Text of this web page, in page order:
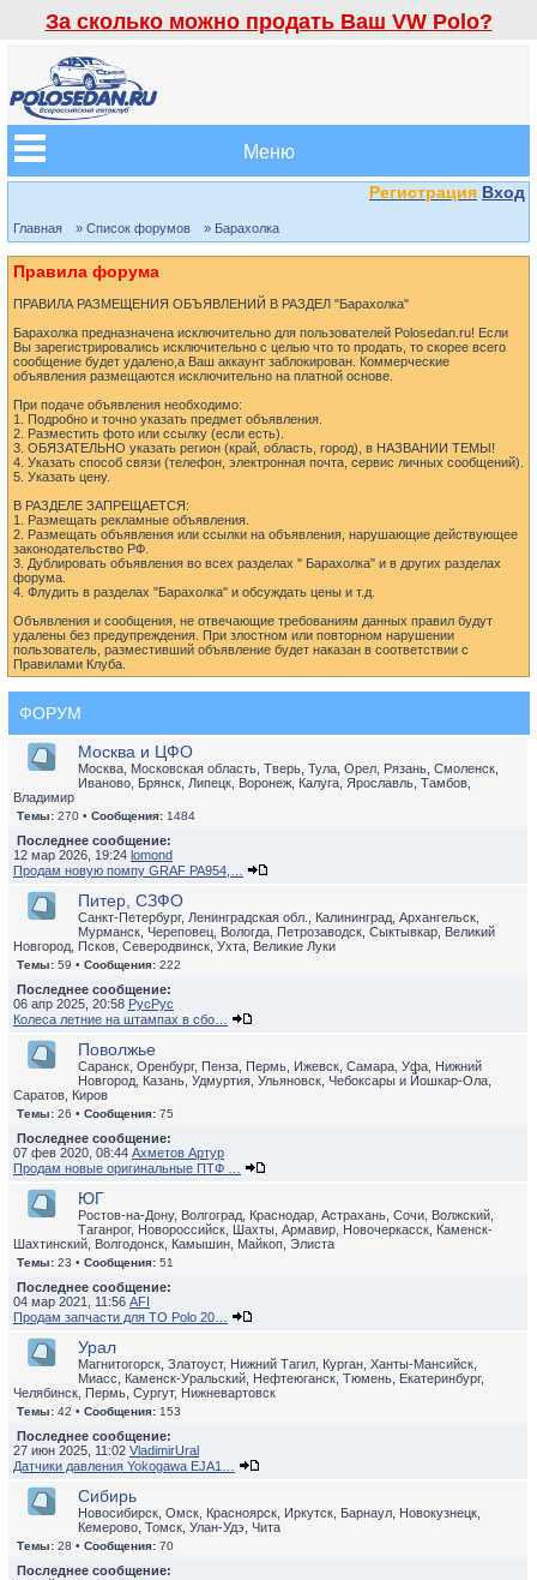
За сколько можно продать Ваш VW Polo?
Меню
Регистрация Вход
Главная » Список форумов » Барахолка
Правила форума
ПРАВИЛА РАЗМЕЩЕНИЯ ОБЪЯВЛЕНИЙ В РАЗДЕЛ "Барахолка"
Барахолка предназначена исключительно для пользователей Polosedan.ru! Если
Вы зарегистрировались исключительно с целью что то продать, то скорее всего
сообщение будет удалено,а Ваш аккаунт заблокирован. Коммерческие
объявления размещаются исключительно на платной основе.
При подаче объявления необходимо:
1. Подробно и точно указать предмет объявления.
2. Разместить фото или ссылку (если есть).
3. ОБЯЗАТЕЛЬНО указать регион (край, область, город), в НАЗВАНИИ ТЕМЫ!
4. Указать способ связи (телефон, электронная почта, сервис личных сообщений).
5. Указать цену.
В РАЗДЕЛЕ ЗАПРЕЩАЕТСЯ:
1. Размещать рекламные объявления.
2. Размещать объявления или ссылки на объявления, нарушающие действующее
законодательство РФ.
3. Дублировать объявления во всех разделах " Барахолка" и в других разделах
форума.
4. Флудить в разделах "Барахолка" и обсуждать цены и т.д.
Объявления и сообщения, не отвечающие требованиям данных правил будут
удалены без предупреждения. При злостном или повторном нарушении
пользователь, разместивший объявление будет наказан в соответствии с
Правилами Клуба.
ФОРУМ
Москва и ЦФО
Москва, Московская область, Тверь, Тула, Орел, Рязань, Смоленск,
Иваново, Брянск, Липецк, Воронеж, Калуга, Ярославль, Тамбов,
Владимир
Темы: 270 • Сообщения: 1484
Последнее сообщение:
12 мар 2026, 19:24 lomond
Продам новую помпу GRAF PA954,…
Питер, СЗФО
Санкт-Петербург, Ленинградская обл., Калининград, Архангельск,
Мурманск, Череповец, Вологда, Петрозаводск, Сыктывкар, Великий
Новгород, Псков, Северодвинск, Ухта, Великие Луки
Темы: 59 • Сообщения: 222
Последнее сообщение:
06 апр 2025, 20:58 РусРус
Колеса летние на штампах в сбо…
Поволжье
Саранск, Оренбург, Пенза, Пермь, Ижевск, Самара, Уфа, Нижний
Новгород, Казань, Удмуртия, Ульяновск, Чебоксары и Йошкар-Ола,
Саратов, Киров
Темы: 26 • Сообщения: 75
Последнее сообщение:
07 фев 2020, 08:44 Ахметов Артур
Продам новые оригинальные ПТФ …
ЮГ
Ростов-на-Дону, Волгоград, Краснодар, Астрахань, Сочи, Волжский,
Таганрог, Новороссийск, Шахты, Армавир, Новочеркасск, Каменск-
Шахтинский, Волгодонск, Камышин, Майкоп, Элиста
Темы: 23 • Сообщения: 51
Последнее сообщение:
04 мар 2021, 11:56 AFI
Продам запчасти для ТО Polo 20…
Урал
Магнитогорск, Златоуст, Нижний Тагил, Курган, Ханты-Мансийск,
Миасс, Каменск-Уральский, Нефтеюганск, Тюмень, Екатеринбург,
Челябинск, Пермь, Сургут, Нижневартовск
Темы: 42 • Сообщения: 153
Последнее сообщение:
27 июн 2025, 11:02 VladimirUral
Датчики давления Yokogawa EJA1…
Сибирь
Новосибирск, Омск, Красноярск, Иркутск, Барнаул, Новокузнецк,
Кемерово, Томск, Улан-Удэ, Чита
Темы: 28 • Сообщения: 70
Последнее сообщение: